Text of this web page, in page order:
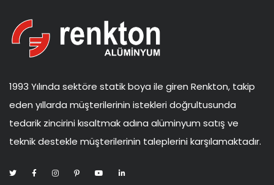
1993 Yılında sektöre statik boya ile giren Renkton, takip
eden yıllarda müşterilerinin istekleri doğrultusunda
tedarik zincirini kısaltmak adına alüminyum satış ve
teknik destekle müşterilerinin taleplerini karşılamaktadır.